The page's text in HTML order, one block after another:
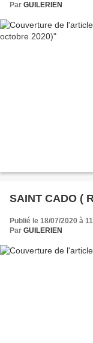
Par GUILERIEN
SAINT CADO (
Publié le 18/07/2020 à
Par GUILERIEN